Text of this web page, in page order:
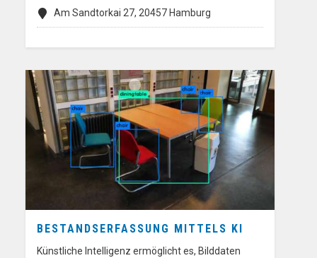
Am Sandtorkai 27, 20457 Hamburg
BESTANDSERFASSUNG MITTELS KI
Künstliche Intelligenz ermöglicht es, Bilddaten